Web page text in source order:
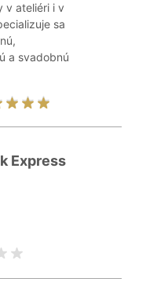
v ateliéri i v
sa
a svadobnú
Express